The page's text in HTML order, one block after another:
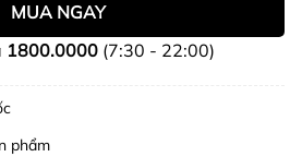
MUA NGAY
1800.0000(7:30 - 22:00)
phẩm